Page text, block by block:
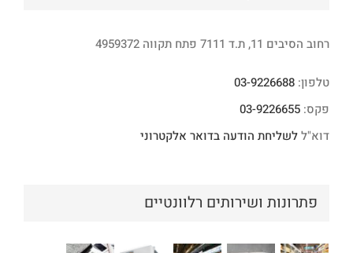
רחוב הסיבים 11, ת.ד 7111 פתח תקווה 4959372
טלפון: 03-9226688
פקס: 03-9226655
דוא"ללשליחת הודעה בדואר אלקטרוני
פתרונות ושירותים רלוונטיים